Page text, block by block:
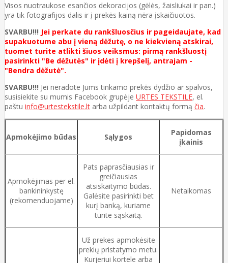
Visos nuotraukose esančios dekoracijos (gėlės, žaisliukai ir pan.)
yra tik fotografijos dalis ir į prekės kainą nėra įskaičiuotos.
SVARBU!!! Jei perkate du rankšluosčius ir pageidaujate, kad
supakuotume abu į vieną dėžutę, o ne kiekvieną atskirai,
tuomet turite atlikti šiuos veiksmus: pirmą rankšluostį
pasirinkti "Be dėžutės" ir įdėti į krepšelį, antrajam -
"Bendra dėžutė".
SVARBU!!! Jei neradote Jums tinkamo prekės dydžio ar spalvos,
susisiekite su mumis Facebook grupėje URTES TEKSTILE, el.
paštu info@urtestekstile.lt arba užpildant kontaktų formą čia.
Apmokėjimo būdas Sąlygos
Papidomas
įkainis
Apmokėjimas per el.
bankininkystę
(rekomenduojame)
Pats paprasčiausias ir
greičiausias
atsiskaitymo būdas.
Galėsite pasirinkti bet
kurį banką, kuriame
turite sąskaitą.
Netaikomas
Už prekes apmokėsite
prekių pristatymo metu.
Kurjeriui kortele arba